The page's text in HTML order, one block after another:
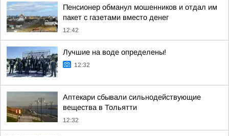
Пенсионер обманул мошенников и отдал им
пакет с газетами вместо денег
12:42
Лучшие на воде определены!
12:32
Аптекари сбывали сильнодействующие
вещества в Тольятти
12:32